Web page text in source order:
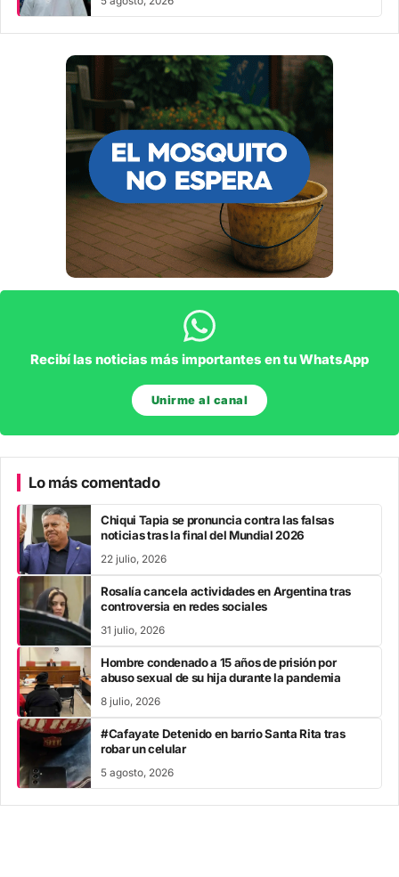
Recibí las noticias más importantes en tu WhatsApp
Unirme al canal
Lo más comentado
Chiqui Tapia se pronuncia contra las falsas
noticias tras la final del Mundial 2026
22 julio, 2026
Rosalía cancela actividades en Argentina tras
controversia en redes sociales
31 julio, 2026
Hombre condenado a 15 años de prisión por
abuso sexual de su hija durante la pandemia
8 julio, 2026
#Cafayate Detenido en barrio Santa Rita tras
robar un celular
5 agosto, 2026